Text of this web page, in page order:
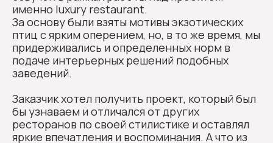
именно luxury restaurant.
За основу были взяты мотивы экзотических
птиц с ярким оперением, но, в то же время, мы
придерживались и определенных норм в
подаче интерьерных решений подобных
заведений.
Заказчик хотел получить проект, который был
бы узнаваем и отличался от других
ресторанов по своей стилистике и оставлял
яркие впечатления и воспоминания. А что из